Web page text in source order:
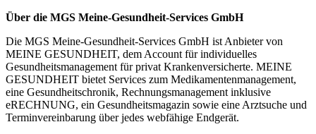
Über die MGS Meine-Gesundheit-Services GmbH
Die MGS Meine-Gesundheit-Services GmbH ist Anbieter von
MEINE GESUNDHEIT, dem Account für individuelles
Gesundheitsmanagement für privat Krankenversicherte. MEINE
GESUNDHEIT bietet Services zum Medikamentenmanagement,
eine Gesundheitschronik, Rechnungsmanagement inklusive
eRECHNUNG, ein Gesundheitsmagazin sowie eine Arztsuche und
Terminvereinbarung über jedes webfähige Endgerät.